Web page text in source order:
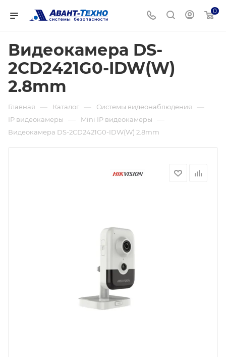
0
Видеокамера DS-
2CD2421G0-IDW(W)
2.8mm
Главная — Каталог — Системы видеонаблюдения —
IP видеокамеры — Mini IP видеокамеры —
Видеокамера DS-2CD2421G0-IDW(W) 2.8mm